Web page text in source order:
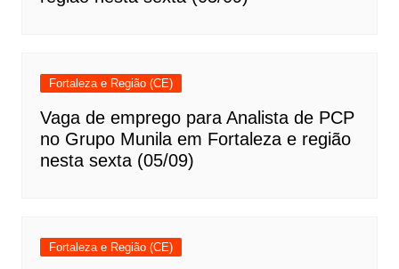
Fortaleza e Região (CE)
Vaga de emprego para Analista de PCP
no Grupo Munila em Fortaleza e região
nesta sexta (05/09)
Fortaleza e Região (CE)